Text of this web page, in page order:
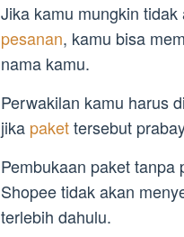
Jika kamu mungkin
pesanan, kamu bisa
nama kamu.
Perwakilan kamu harus
jika pakettersebut
Pembukaan paket
Shopee tidak akan
terlebih dahulu.